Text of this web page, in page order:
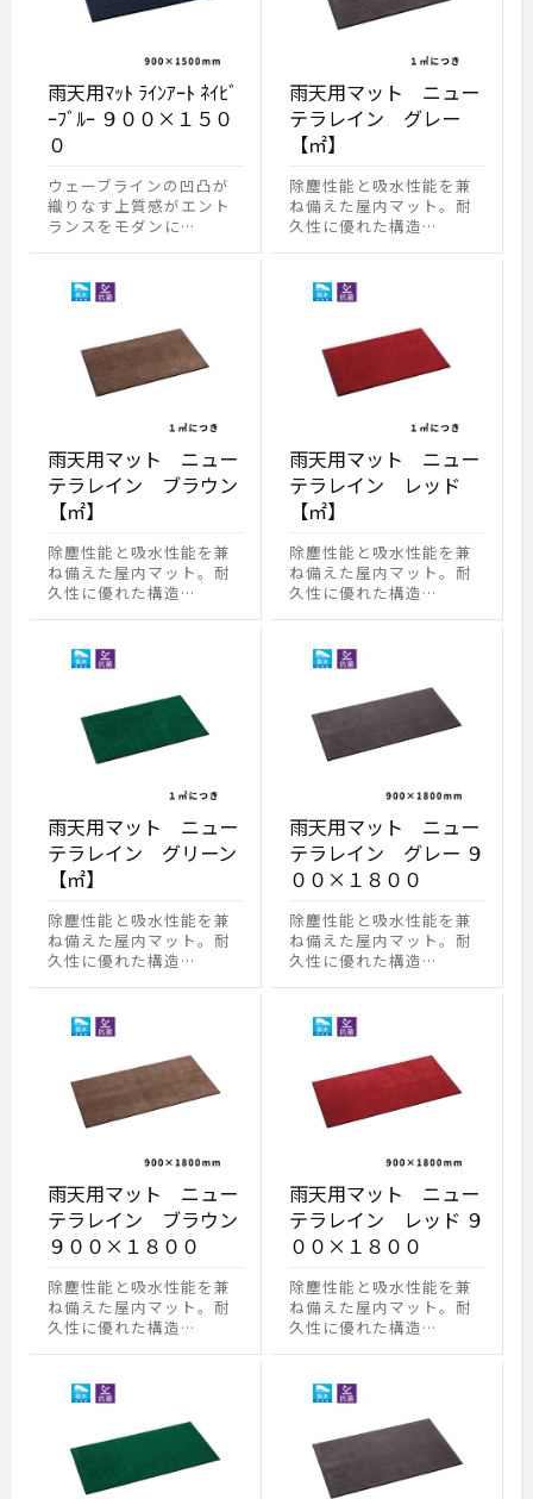
雨天用ﾏｯﾄ ﾗｲﾝｱｰﾄ ﾈｲﾋﾞ
ｰﾌﾞﾙｰ ９００×１５０
０
ウェーブラインの凹凸が
織りなす上質感がエント
ランスをモダンに…
雨天用マット ニュー
テラレイン グレー
【㎡】
除塵性能と吸水性能を兼
ね備えた屋内マット。耐
久性に優れた構造…
雨天用マット ニュー
テラレイン ブラウン
【㎡】
除塵性能と吸水性能を兼
ね備えた屋内マット。耐
久性に優れた構造…
雨天用マット ニュー
テラレイン レッド
【㎡】
除塵性能と吸水性能を兼
ね備えた屋内マット。耐
久性に優れた構造…
雨天用マット ニュー
テラレイン グリーン
【㎡】
除塵性能と吸水性能を兼
ね備えた屋内マット。耐
久性に優れた構造…
雨天用マット ニュー
テラレイン グレー ９
００×１８００
除塵性能と吸水性能を兼
ね備えた屋内マット。耐
久性に優れた構造…
雨天用マット ニュー
テラレイン ブラウン
９００×１８００
除塵性能と吸水性能を兼
ね備えた屋内マット。耐
久性に優れた構造…
雨天用マット ニュー
テラレイン レッド ９
００×１８００
除塵性能と吸水性能を兼
ね備えた屋内マット。耐
久性に優れた構造…